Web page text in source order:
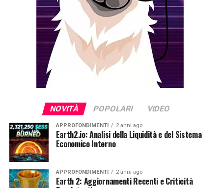
NOVITÀ POPOLARI VIDEO
APPROFONDIMENTI 2 anni ago
Earth2.io: Analisi della Liquidità e del Sistema
Economico Interno
APPROFONDIMENTI 2 anni ago
Earth 2: Aggiornamenti Recenti e Criticità